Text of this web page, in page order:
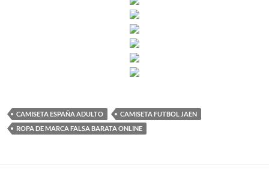
CAMISETA ESPAÑA ADULTO
CAMISETA FUTBOL JAEN
ROPA DE MARCA FALSA BARATA ONLINE